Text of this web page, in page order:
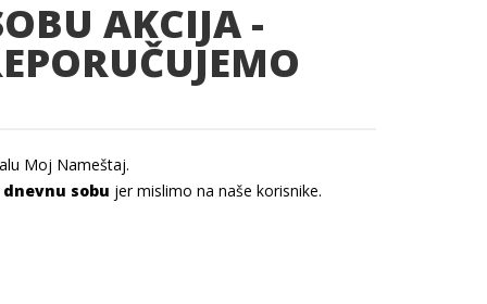
AKCIJA -
Moj Nameštaj.
sobu jer mislimo na naše korisnike.